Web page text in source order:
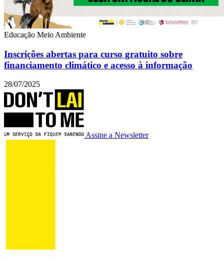
Educação Meio Ambiente
Inscrições abertas para curso gratuito sobre
financiamento climático e acesso à informação
28/07/2025
Assine a Newsletter